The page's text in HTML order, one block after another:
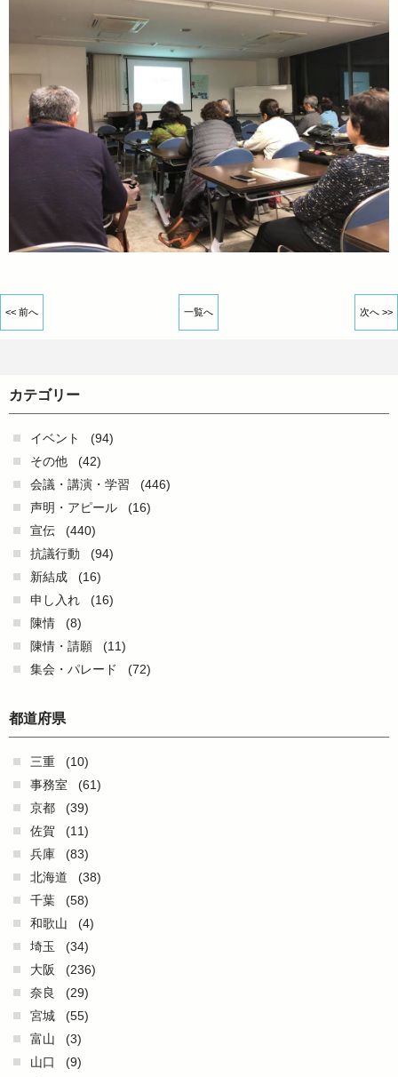
<< 前へ 一覧へ 次へ >>
カテゴリー
イベント
(94)
その他
(42)
会議・講演・学習
(446)
声明・アピール
(16)
宣伝
(440)
抗議行動
(94)
新結成
(16)
申し入れ
(16)
陳情
(8)
陳情・請願
(11)
集会・パレード
(72)
都道府県
三重
(10)
事務室
(61)
京都
(39)
佐賀
(11)
兵庫
(83)
北海道
(38)
千葉
(58)
和歌山
(4)
埼玉
(34)
大阪
(236)
奈良
(29)
宮城
(55)
富山
(3)
山口
(9)